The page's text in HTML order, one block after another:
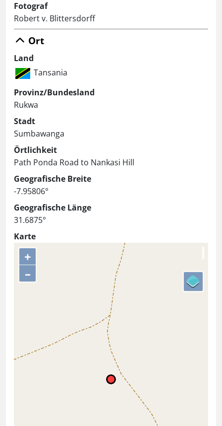
Fotograf
Robert v. Blittersdorff
Ort
Land
Tansania
Provinz/Bundesland
Rukwa
Stadt
Sumbawanga
Örtlichkeit
Path Ponda Road to Nankasi Hill
Geografische Breite
-7.95806°
Geografische Länge
31.6875°
Karte
+
–